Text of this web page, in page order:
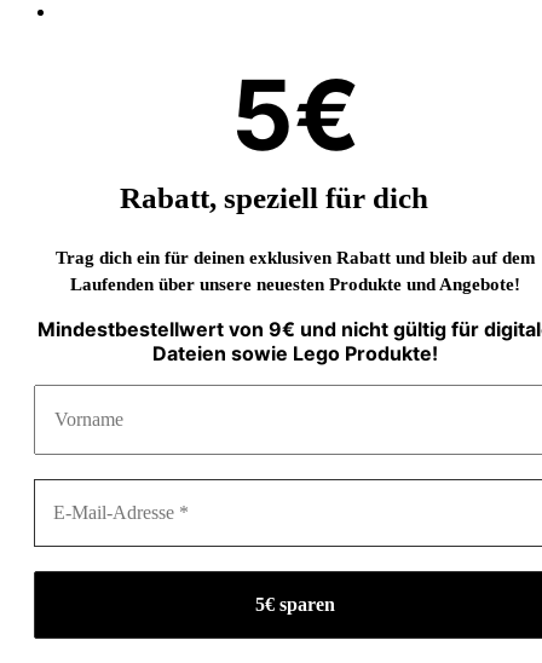
5€
Rabatt, speziell für dich
Trag dich ein für deinen exklusiven Rabatt und bleib auf dem
Laufenden über unsere neuesten Produkte und Angebote!
Mindestbestellwert von 9€ und nicht gültig für
Dateien sowie Lego Produkte!